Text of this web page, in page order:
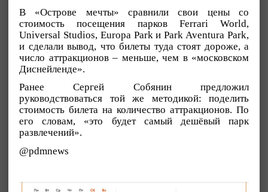
В «Острове мечты» сравнили свои цены со
стоимость посещения парков Ferrari World,
Universal Studios, Europa Park и Park Aventura Park,
и сделали вывод, что билеты туда стоят дороже, а
число аттракционов – меньше, чем в «московском
Диснейленде».
Ранее Сергей Собянин предложил
руководствоваться той же методикой: поделить
стоимость билета на количество аттракционов. По
его словам, «это будет самый дешёвый парк
развлечений».
@pdmnews